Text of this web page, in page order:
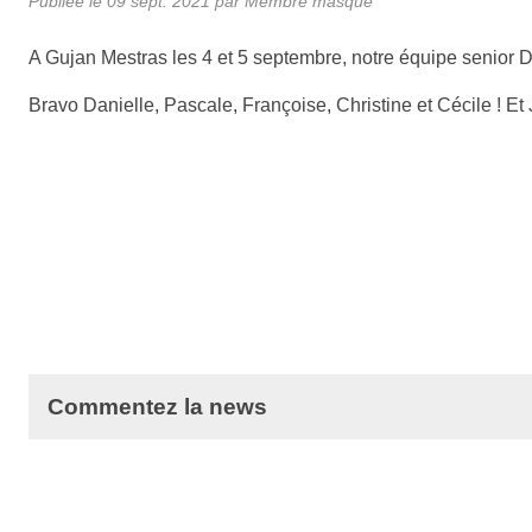
A Gujan Mestras les 4 et 5 septembre, notre équipe
Bravo Danielle, Pascale, Françoise, Christine et Cécile ! Et
Commentez la news